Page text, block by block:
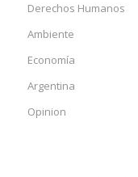
Derechos Humanos
Ambiente
Economía
Argentina
Opinion